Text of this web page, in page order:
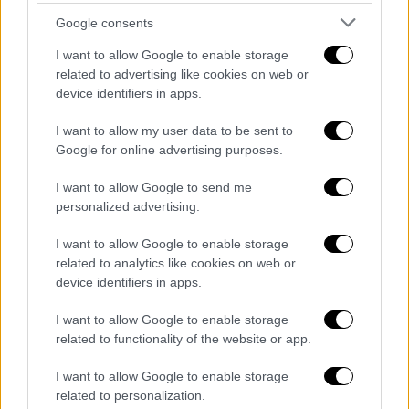
Google consents
I want to allow Google to enable storage
related to advertising like cookies on web or
device identifiers in apps.
I want to allow my user data to be sent to
Google for online advertising purposes.
I want to allow Google to send me
personalized advertising.
I want to allow Google to enable storage
related to analytics like cookies on web or
device identifiers in apps.
I want to allow Google to enable storage
related to functionality of the website or app.
I want to allow Google to enable storage
related to personalization.
«ιστορική νίκη», ότι «κατέστρεψε» το
Αν το Ιράν αποπειραθεί να το
αποκαταστήσει, συνέχισε ο κ.
στρατός «θα δράσει με την ίδια
αποφασιστικότητα και την ίδια ισχύ για να
προσπάθεια».
Ο επικεφαλής της επιτροπής ατομικής
ενέργειας του ΙράνΜοχάμεντ Εσλαμίέχει
ξεκαθαρίσει επανειλημμένα ότι η Τεχεράνη
εννοεί να συνεχίσει το πυρηνικό πρόγραμμά
της χωρίς διακοπή.
Ειδικοί σημειώνουν πως το εύρος των
ζημιών στις εγκαταστάσεις του ιρανικού